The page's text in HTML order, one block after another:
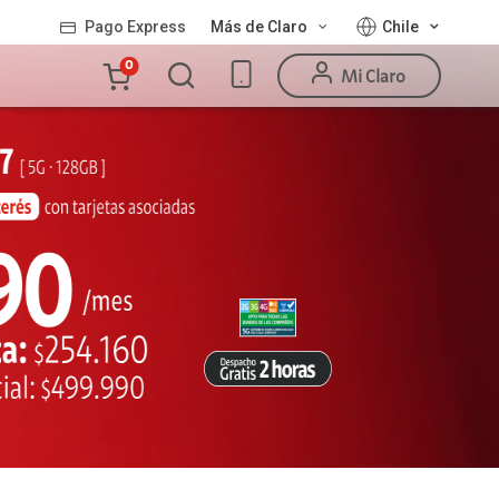
Pago Express Más de Claro Chile
Mi Claro
Carro
la
0